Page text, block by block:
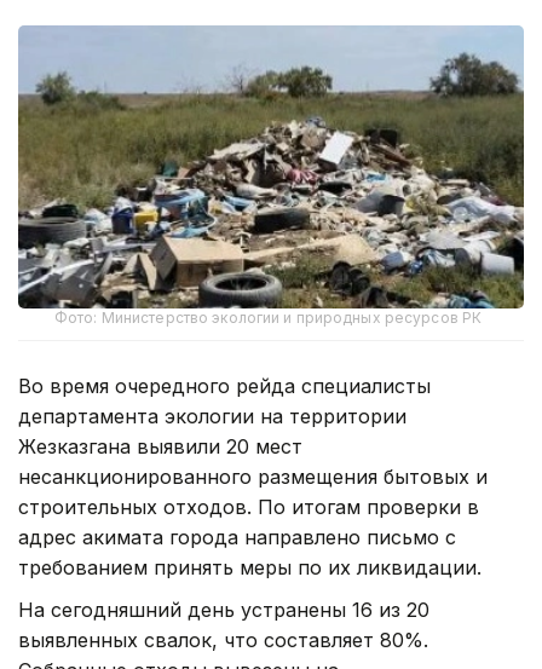
Фото: Министерство экологии и природных ресурсов РК
Во время очередного рейда специалисты
департамента экологии на территории
Жезказгана выявили 20 мест
несанкционированного размещения бытовых и
строительных отходов. По итогам проверки в
адрес акимата города направлено письмо с
требованием принять меры по их ликвидации.
На сегодняшний день устранены 16 из 20
выявленных свалок, что составляет 80%.